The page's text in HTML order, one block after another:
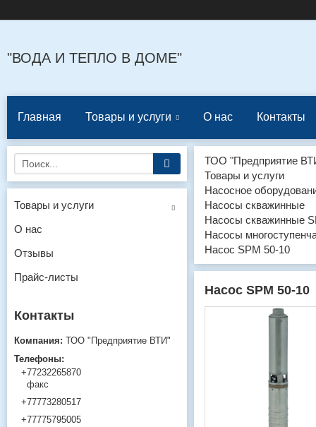
"ВОДА И ТЕПЛО В ДОМЕ"
Главная Товары и услуги О нас Контакты
ТОО "Предприятие
Товары и услуги
Насосное
Насосы скважинные
Насосы скважинные
Насосы
Насос SPM 50-10
Насос SPM 50-10
Товары и услуги
О нас
Отзывы
Прайс-листы
ТОО "Предприятие ВТИ"
+77232265870
факс
+77773280517
+77775795005